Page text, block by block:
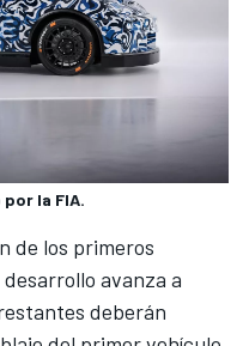
la FIA.
de los primeros
avanza a
deberán